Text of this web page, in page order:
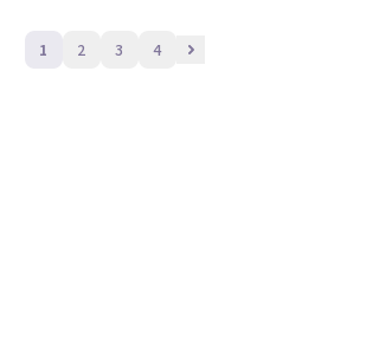
1 2 3 4